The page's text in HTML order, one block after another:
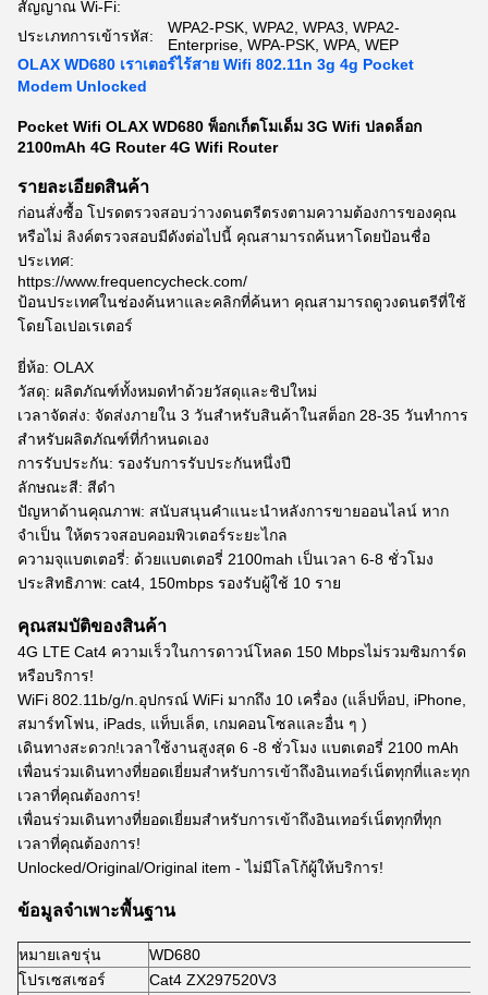
สัญญาณ Wi-Fi:
ประเภทการเข้ารหัส:
WPA2-PSK, WPA2, WPA3, WPA2-
Enterprise, WPA-PSK, WPA, WEP
OLAX WD680 เราเตอร์ไร้สาย Wifi 802.11n 3g 4g Pocket
Modem Unlocked
Pocket Wifi OLAX WD680 พ็อกเก็ตโมเด็ม 3G Wifi ปลดล็อก
2100mAh 4G Router 4G Wifi Router
รายละเอียดสินค้า
ก่อนสั่งซื้อ โปรดตรวจสอบว่าวงดนตรีตรงตามความต้องการของคุณ
หรือไม่ ลิงค์ตรวจสอบมีดังต่อไปนี้ คุณสามารถค้นหาโดยป้อนชื่อ
ประเทศ:
https://www.frequencycheck.com/
ป้อนประเทศในช่องค้นหาและคลิกที่ค้นหา คุณสามารถดูวงดนตรีที่ใช้
โดยโอเปอเรเตอร์
ยี่ห้อ: OLAX
วัสดุ: ผลิตภัณฑ์ทั้งหมดทำด้วยวัสดุและชิปใหม่
เวลาจัดส่ง: จัดส่งภายใน 3 วันสำหรับสินค้าในสต็อก 28-35 วันทำการ
สำหรับผลิตภัณฑ์ที่กำหนดเอง
การรับประกัน: รองรับการรับประกันหนึ่งปี
ลักษณะสี: สีดำ
ปัญหาด้านคุณภาพ: สนับสนุนคำแนะนำหลังการขายออนไลน์ หาก
จำเป็น ให้ตรวจสอบคอมพิวเตอร์ระยะไกล
ความจุแบตเตอรี่: ด้วยแบตเตอรี่ 2100mah เป็นเวลา 6-8 ชั่วโมง
ประสิทธิภาพ: cat4, 150mbps รองรับผู้ใช้ 10 ราย
คุณสมบัติของสินค้า
4G LTE Cat4 ความเร็วในการดาวน์โหลด 150 Mbpsไม่รวมซิมการ์ด
หรือบริการ!
WiFi 802.11b/g/n.อุปกรณ์ WiFi มากถึง 10 เครื่อง (แล็ปท็อป, iPhone,
สมาร์ทโฟน, iPads, แท็บเล็ต, เกมคอนโซลและอื่น ๆ )
เดินทางสะดวก!เวลาใช้งานสูงสุด 6 -8 ชั่วโมง แบตเตอรี่ 2100 mAh
เพื่อนร่วมเดินทางที่ยอดเยี่ยมสำหรับการเข้าถึงอินเทอร์เน็ตทุกที่และทุก
เวลาที่คุณต้องการ!
เพื่อนร่วมเดินทางที่ยอดเยี่ยมสำหรับการเข้าถึงอินเทอร์เน็ตทุกที่ทุก
เวลาที่คุณต้องการ!
Unlocked/Original/Original item - ไม่มีโลโก้ผู้ให้บริการ!
ข้อมูลจำเพาะพื้นฐาน
หมายเลขรุ่น
WD680
โปรเซสเซอร์
Cat4 ZX297520V3